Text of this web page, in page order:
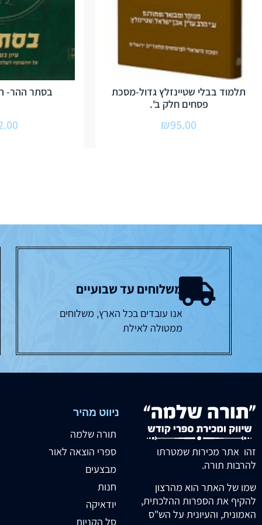
תלמוד בבלי שטיינזלץ גדול-מסכת
פסחים חלק ב'.
₪95.00
בסתר ההר-
משלוחים עד שבועיים
אנו עובדים בכל הארץ, משלוחים
ממטולה לאילת
זהו אתר מכירות שמטרתו
להרבות תורה.
שמו של האתר הוא מהרצון
להקיף את הספרות ההלכתית,
האמונית, והעיונית על הש"ס
ניווט מהיר
תורה שלמה
ספרי הוצאה לאור
מבצעים
חנות
יודאיקה
סל הקניות